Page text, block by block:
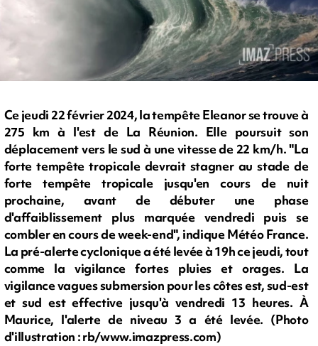
Ce jeudi 22 février 2024, la tempête Eleanor se trouve à
275 km à l'est de La Réunion. Elle poursuit son
déplacement vers le sud à une vitesse de 22 km/h. "La
forte tempête tropicale devrait stagner au stade de
forte tempête tropicale jusqu'en cours de nuit
prochaine, avant de débuter une phase
d'affaiblissement plus marquée vendredi puis se
combler en cours de week-end", indique Météo France.
La pré-alerte cyclonique a été levée à 19h ce jeudi, tout
comme la vigilance fortes pluies et orages. La
vigilance vagues submersion pour les côtes est, sud-est
et sud est effective jusqu'à vendredi 13 heures. À
Maurice, l'alerte de niveau 3 a été levée. (Photo
d'illustration : rb/www.imazpress.com)